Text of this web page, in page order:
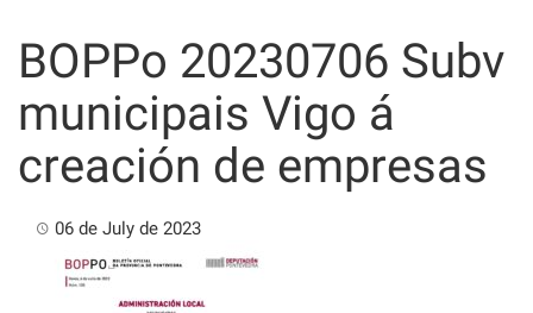
content
BOPPo 20230706 Subv
municipais Vigo á
creación de empresas
06 de July de 2023